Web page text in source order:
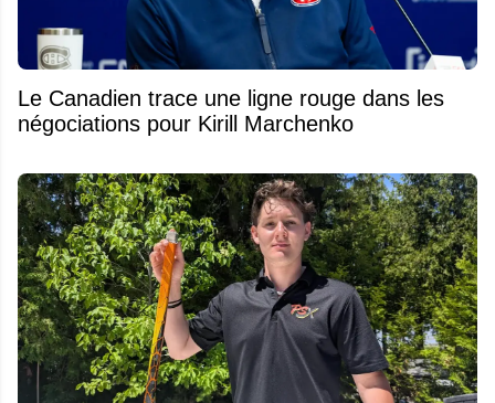
Le Canadien trace une ligne rouge dans les
négociations pour Kirill Marchenko